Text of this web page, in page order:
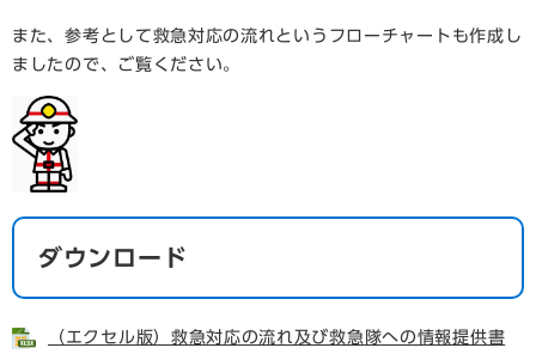
また、参考として救急対応の流れというフローチャートも作成し
ましたので、ご覧ください。
ダウンロード
（エクセル版）救急対応の流れ及び救急隊への情報提供書